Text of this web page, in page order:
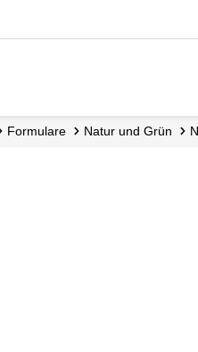
Formulare Natur und Grün